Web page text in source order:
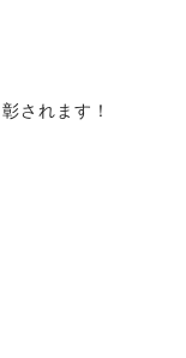
されます！